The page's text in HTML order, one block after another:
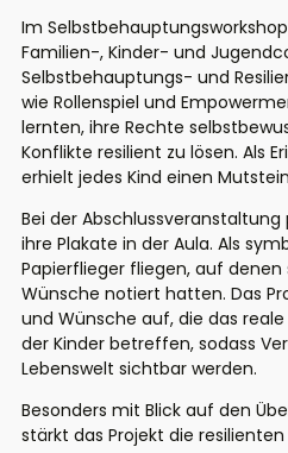
Im
Familien-, Kinder- und
Selbstbehauptungs- und
wie Rollenspiel und
lernten, ihre Rechte
Konflikte resilient zu lösen. Als
erhielt jedes Kind einen
Bei der
ihre Plakate in der Aula. Als
Papierflieger fliegen, auf denen
Wünsche notiert hatten. Das
und Wünsche auf, die das
der Kinder betreffen, sodass
Lebenswelt sichtbar werden.
Besonders mit Blick auf den
stärkt das Projekt die